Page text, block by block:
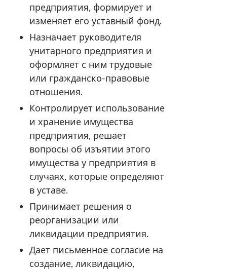
предприятия, формирует и
изменяет его уставный фонд.
Назначает руководителя
унитарного предприятия и
оформляет с ним трудовые
или гражданско-правовые
отношения.
Контролирует использование
и хранение имущества
предприятия, решает
вопросы об изъятии этого
имущества у предприятия в
случаях, которые определяют
в уставе.
Принимает решения о
реорганизации или
ликвидации предприятия.
Дает письменное согласие на
создание, ликвидацию,